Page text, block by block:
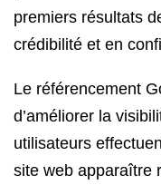
premiers résultats
crédibilité et en
Le référencement
d’améliorer la
utilisateurs
site web apparaître